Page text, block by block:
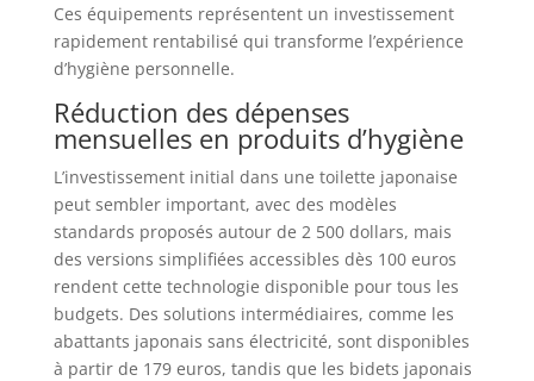
Ces équipements représentent un investissement
rapidement rentabilisé qui transforme l’expérience
d’hygiène personnelle.
Réduction des dépenses
mensuelles en produits d’hygiène
L’investissement initial dans une toilette japonaise
peut sembler important, avec des modèles
standards proposés autour de 2 500 dollars, mais
des versions simplifiées accessibles dès 100 euros
rendent cette technologie disponible pour tous les
budgets. Des solutions intermédiaires, comme les
abattants japonais sans électricité, sont disponibles
à partir de 179 euros, tandis que les bidets japonais